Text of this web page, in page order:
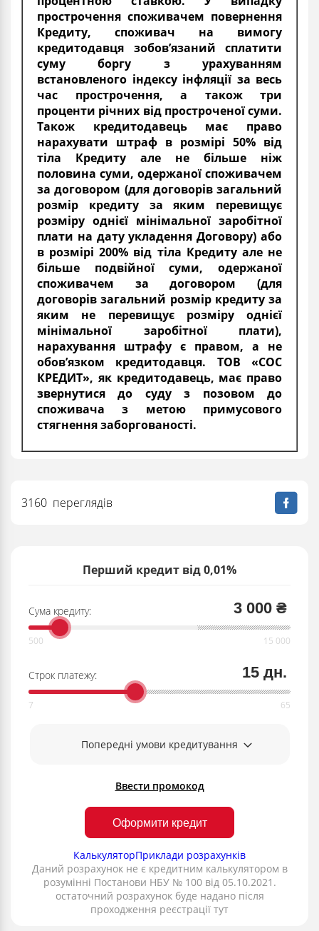
Перший кредит від 0,01%
Сума кредиту: 3 000 ₴
Строк платежу: 15 дн.
Попередні умови кредитування
Ввести промокод
Оформити кредит
КалькуляторПриклади розрахунків
Даний розрахунок не є кредитним калькулятором в
розумінні Постанови НБУ № 100 від 05.10.2021.
остаточний розрахунок буде надано після
проходження реєстрації тут
прострочення споживачем повернення
Кредиту, споживач на вимогу
кредитодавця зобов’язаний сплатити
суму боргу з урахуванням
встановленого індексу інфляції за весь
час прострочення, а також три
проценти річних від простроченої суми.
Також кредитодавець має право
нарахувати штраф в розмірі 50% від
тіла Кредиту але не більше ніж
половина суми, одержаної споживачем
за договором (для договорів загальний
розмір кредиту за яким перевищує
розміру однієї мінімальної заробітної
плати на дату укладення Договору) або
в розмірі 200% від тіла Кредиту але не
більше подвійної суми, одержаної
споживачем за договором (для
договорів загальний розмір кредиту за
яким не перевищує розміру однієї
мінімальної заробітної плати),
нарахування штрафу є правом, а не
обов’язком кредитодавця. ТОВ «СОС
КРЕДИТ», як кредитодавець, має право
звернутися до суду з позовом до
споживача з метою примусового
стягнення заборгованості.
3160 переглядів